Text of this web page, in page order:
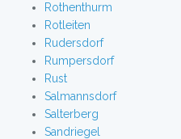
Rothenthurm
Rotleiten
Rudersdorf
Rumpersdorf
Rust
Salmannsdorf
Salterberg
Sandriegel